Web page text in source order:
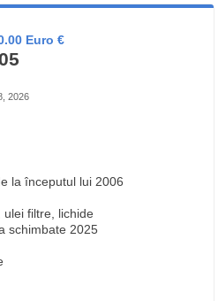
Euro €
2026
la începutul lui 2006
filtre, lichide
schimbate 2025